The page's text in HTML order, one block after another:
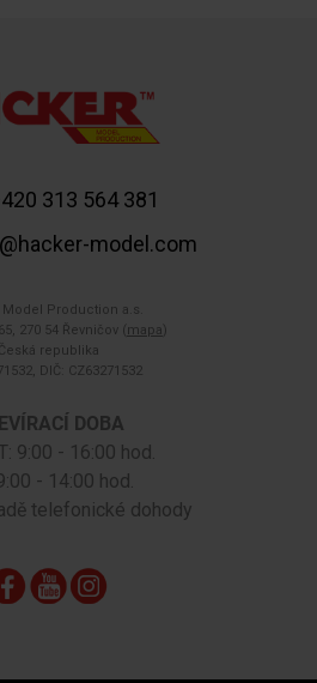
313 564 381
model.com
Production a.s.
270 54 Řevničov ( mapa )
Česká republika
DIČ: CZ63271532
DOBA
9:00 - 16:00 hod.
- 14:00 hod.
telefonické dohody